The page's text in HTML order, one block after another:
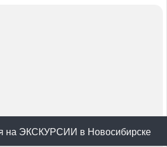
на ЭКСКУРСИИ в Новосибирске